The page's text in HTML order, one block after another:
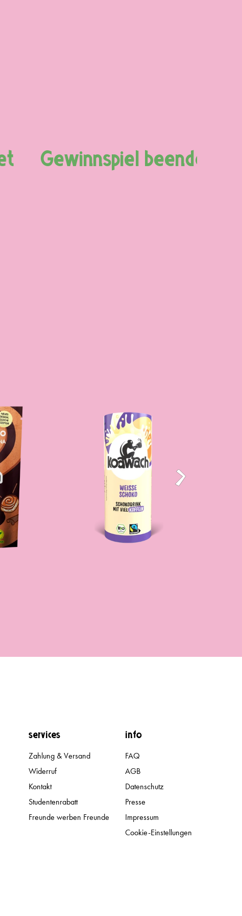
Gewinnspiel beendet
services
Zahlung & Versand
Widerruf
Kontakt
Studentenrabatt
Freunde werben Freunde
Info
FAQ
AGB
Datenschutz
Presse
Impressum
Cookie-Einstellungen